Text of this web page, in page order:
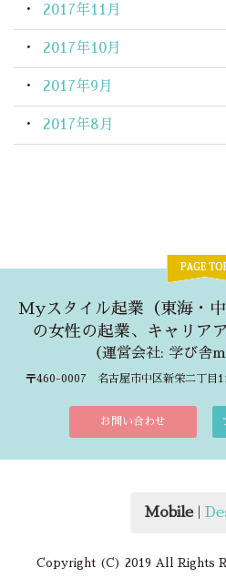
2017年11月
2017年10月
2017年9月
2017年8月
Myスタイル起業（東海・
の女性の起業、キャリア
（運営会社: 学び舎
〒460-0007 名古屋市中区新栄二丁目
お問い合わせ
Mobile|
Copyright (C) 2019 All Rights